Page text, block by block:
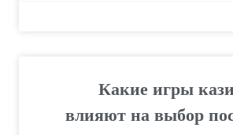
Какие игры
влияют на выбор